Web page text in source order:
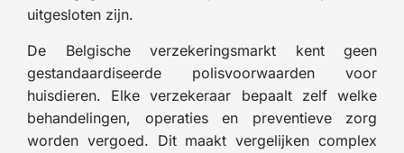
uitgesloten zijn.
De Belgische verzekeringsmarkt kent geen
gestandaardiseerde polisvoorwaarden voor
huisdieren. Elke verzekeraar bepaalt zelf welke
behandelingen, operaties en preventieve zorg
worden vergoed. Dit maakt vergelijken complex